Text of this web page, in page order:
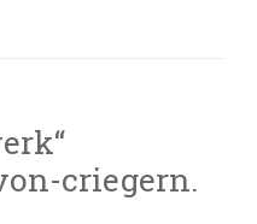
criegern.